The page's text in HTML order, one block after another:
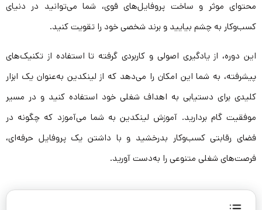
محتوای موثر و ساخت پروفایل‌های قوی، شما می‌توانید در دنیای
کسب‌وکار به چشم بیایید و برند شخصی خود را تقویت کنید.
این دوره، از یادگیری اصولی و کاربردی گرفته تا استفاده از تکنیک‌های
پیشرفته، به شما این امکان را می‌دهد که از لینکدین به‌عنوان یک ابزار
کلیدی برای دستیابی به اهداف شغلی خود استفاده کنید و در مسیر
موفقیت گام بردارید. آموزش لینکدین به شما می‌آموزد که چگونه در
فضای رقابتی کسب‌وکار بدرخشید و با داشتن یک پروفایل حرفه‌ای،
فرصت‌های شغلی متنوعی را به‌دست آورید.